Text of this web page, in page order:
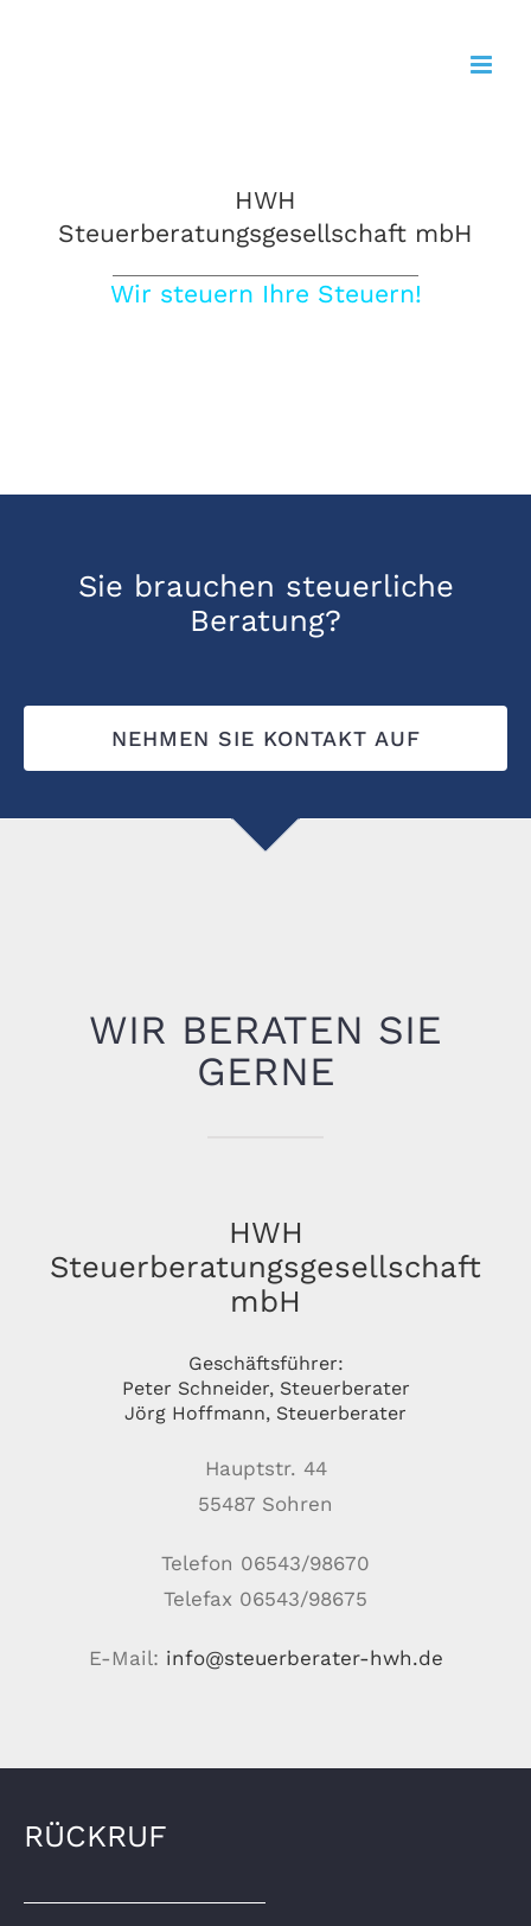
HWH
Steuerberatungsgesellschaft mbH
Wir steuern Ihre Steuern!
Sie brauchen steuerliche
Beratung?
NEHMEN SIE KONTAKT AUF
WIR BERATEN SIE
GERNE
HWH
Steuerberatungsgesellschaft
mbH
Geschäftsführer:
Peter Schneider, Steuerberater
Jörg Hoffmann, Steuerberater
Hauptstr. 44
55487 Sohren
Telefon 06543/98670
Telefax 06543/98675
E-Mail: info@steuerberater-hwh.de
RÜCKRUF